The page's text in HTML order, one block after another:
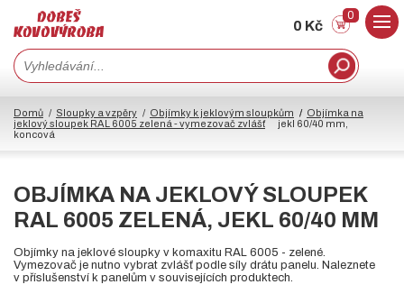
0 Kč
0
Domů Sloupky a vzpěry Objímky k jeklovým sloupkům
Objímka na
jeklový sloupek RAL 6005 zelená - vymezovač zvlášť
jekl 60/40 mm,
koncová
OBJÍMKA NA JEKLOVÝ SLOUPEK
RAL 6005 ZELENÁ, JEKL 60/40 MM
Objímky na jeklové sloupky v komaxitu RAL 6005 - zelené.
Vymezovač je nutno vybrat zvlášť podle síly drátu panelu. Naleznete
v příslušenství k panelům v souvisejících produktech.